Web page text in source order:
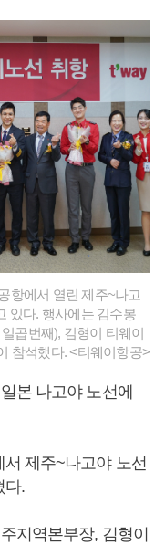
항에서 열린 제주~나고
있다. 행사에는 김수봉
곱번째), 김형이 티웨이
참석했다. <티웨이항공>
본 나고야 노선에
제주~나고야 노선
다.
지역본부장, 김형이